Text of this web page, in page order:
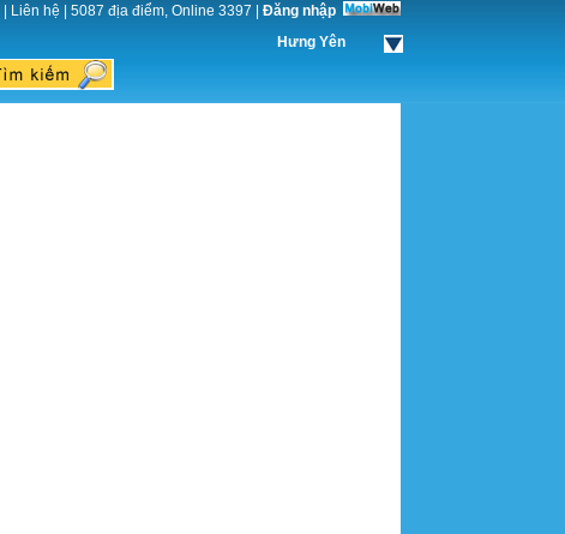
Liên hệ 5087 địa điểm, Online 3397
Đăng nhập
Hưng Yên